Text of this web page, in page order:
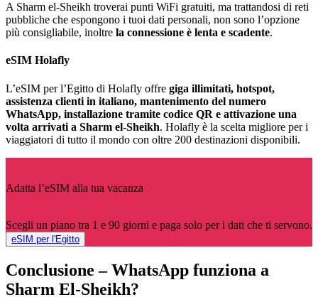
A Sharm el-Sheikh troverai punti WiFi gratuiti, ma trattandosi di reti
pubbliche che espongono i tuoi dati personali, non sono l’opzione
più consigliabile, inoltre la connessione è lenta e scadente.
eSIM Holafly
L’eSIM per l’Egitto di Holafly offre giga illimitati, hotspot,
assistenza clienti in italiano, mantenimento del numero
WhatsApp, installazione tramite codice QR e attivazione una
volta arrivati a Sharm el-Sheikh. Holafly è la scelta migliore per i
viaggiatori di tutto il mondo con oltre 200 destinazioni disponibili.
Adatta l’eSIM alla tua vacanza
Scegli un piano tra 1 e 90 giorni e paga solo per i dati che ti servono.
eSIM per l'Egitto
Conclusione – WhatsApp funziona a
Sharm El-Sheikh?